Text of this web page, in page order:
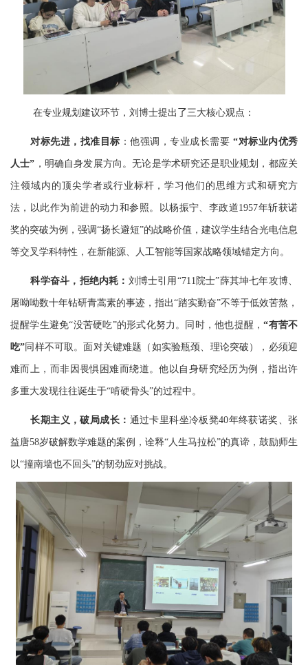
在专业规划建议环节，刘博士提出 了三大核心观点：
对标先进，找准目标 ：他强调，专业成长需要 “对标业内优秀
人士” ，明确自身发展方向。无论是学术研究还是职业规划，都应关
注领域内的顶尖学者或行业标杆，学习他们的思维方式和研究方
法，以此作为前进的动力和参照。以杨振宁、李政道1957年斩获诺
奖的突破为例，强调“扬长避短”的战略价值，建议学生结合光电信息
等交叉学科特性，在新能源、人工智能等国家战略领域锚定方向。
科学奋斗，拒绝内耗： 刘博士引用“711 院士”薛其坤七年攻博、
屠呦呦数十年钻研青蒿素的事迹，指出“踏实勤奋”不等于低效苦熬，
提醒学生避免“没苦硬吃”的形式化努力。同时，他也提醒，“有苦不
吃”同样不可取。面对关键难题（如实验瓶颈、理论突破），必须迎
难而上，而非因畏惧困难而绕道。他以自身研究经历为例，指出许
多重大发现往往诞生于“啃硬骨头”的过程中。
长期主义，破局成长 ： 通过卡里科坐冷板凳40年终获诺奖、张
益唐58岁破解数学难题的案例，诠释“人生马拉松”的真谛，鼓励师生
以“撞南墙也不回头”的韧劲应对挑战。